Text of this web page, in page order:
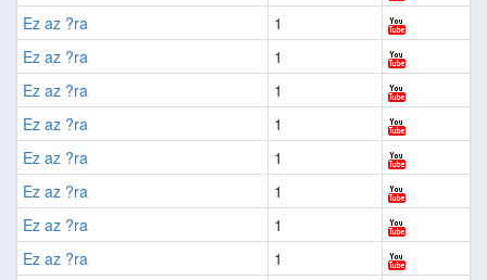
Ez az ?ra
1
Ez az ?ra
1
Ez az ?ra
1
Ez az ?ra
1
Ez az ?ra
1
Ez az ?ra
1
Ez az ?ra
1
Ez az ?ra
1